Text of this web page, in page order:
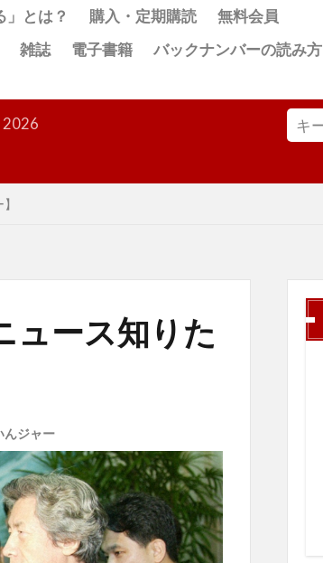
」とは？ 購入・定期購読
無料会員
雑誌 電子書籍
バックナンバーの読み方
2026
ュース知りた
んジャー
検索